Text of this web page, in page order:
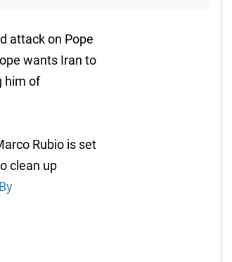
attack on Pope
wants Iran to
him of
Rubio is set
clean up